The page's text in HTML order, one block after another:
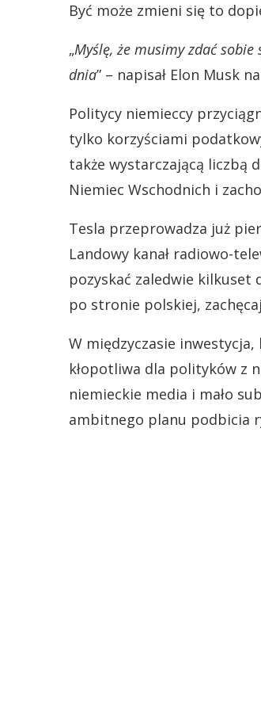
Być może zmieni się to
„Myślę, że musimy zdać sobie
dnia” – napisał Elon Musk
Politycy niemieccy
tylko korzyściami
także wystarczającą liczbą
Niemiec Wschodnich i
Tesla przeprowadza już
Landowy kanał radiowo-
pozyskać zaledwie kilkuset
po stronie polskiej,
W międzyczasie
kłopotliwa dla polityków z
niemieckie media i mało
ambitnego planu podbicia